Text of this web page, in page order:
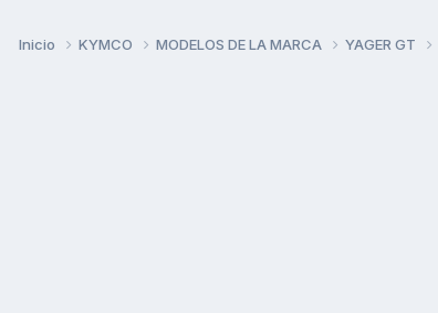
Inicio KYMCO MODELOS DE LA MARCA YAGER GT